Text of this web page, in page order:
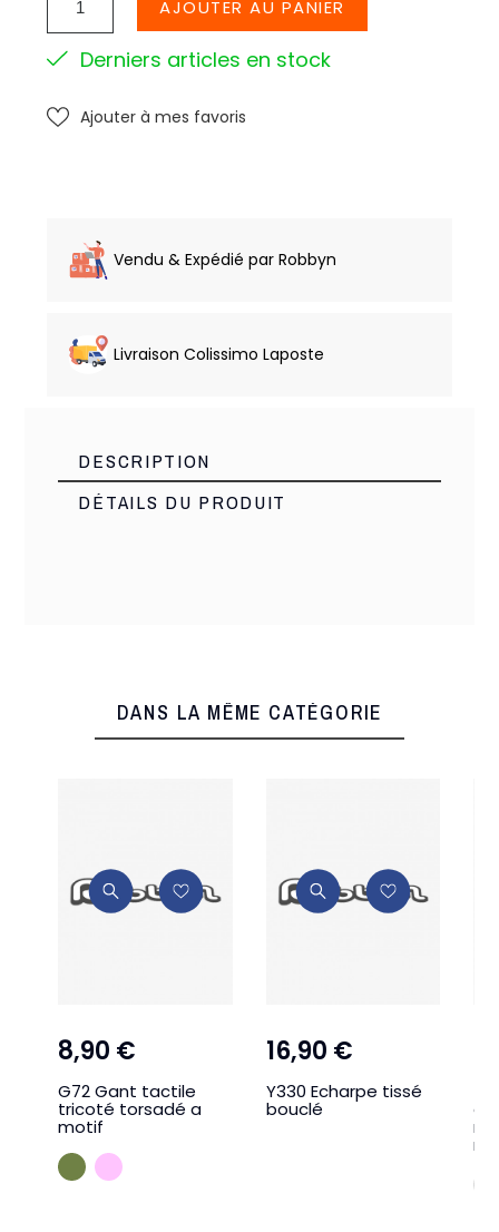
AJOUTER AU PANIER
Derniers articles en stock
Ajouter à mes favoris
Vendu & Expédié par Robbyn
Livraison Colissimo Laposte
DESCRIPTION
DÉTAILS DU PRODUIT
DANS LA MÊME CATÉGORIE
8,90 €
G72 Gant tactile
tricoté torsadé a
motif
KAKI CLAIR
ROSE PALE
16,90 €
Y330 Echarpe tissé
bouclé